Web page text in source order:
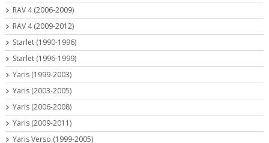
RAV 4 (2006-2009)
RAV 4 (2009-2012)
Starlet (1990-1996)
Starlet (1996-1999)
Yaris (1999-2003)
Yaris (2003-2005)
Yaris (2006-2008)
Yaris (2009-2011)
Yaris Verso (1999-2005)